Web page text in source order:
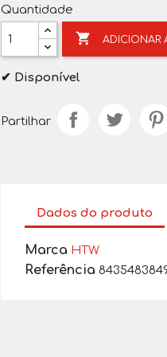
Quantidade
 ADICIONAR
✔ Disponível
Partilhar
Dados do produto
Marca HTW
Referência